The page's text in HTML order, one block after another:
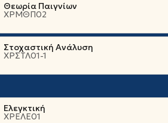
Θεωρία Παιγνίων
ΧΡΜΘΠ02
Στοχαστική Ανάλυση
ΧΡΣΤΛ01-1
Ελεγκτική
ΧΡΕΛΕ01